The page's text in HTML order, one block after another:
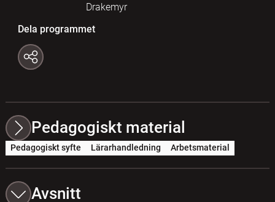
Drakemyr
Dela programmet
Pedagogiskt material
Pedagogiskt syfte Lärarhandledning Arbetsmaterial
Avsnitt